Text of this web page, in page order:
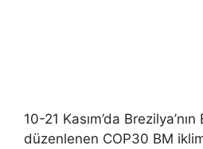
10-21 Kasım’da
düzenlenen COP30 BM